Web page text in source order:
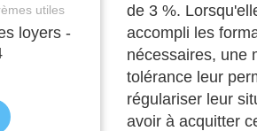
utiles
loyers -
de 3 %.
accompli les
nécessaires, une
tolérance leur
régulariser leur
avoir à acquitter